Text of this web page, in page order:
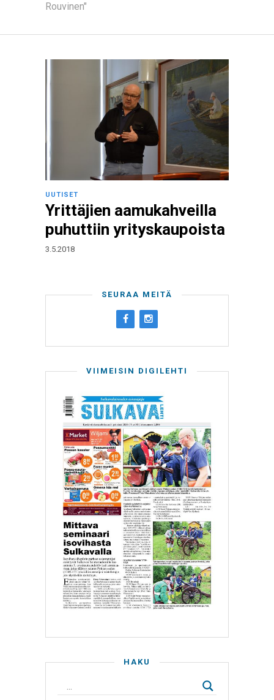
Rouvinen"
UUTISET
Yrittäjien aamukahveilla
puhuttiin yrityskaupoista
3.5.2018
SEURAA MEITÄ
VIIMEISIN DIGILEHTI
HAKU